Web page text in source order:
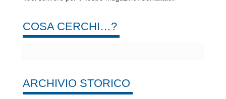
COSA CERCHI…?
ARCHIVIO STORICO